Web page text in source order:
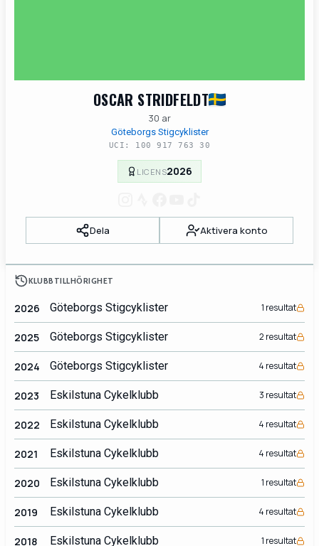
OSCAR STRIDFELDT
30 ar
Göteborgs Stigcyklister
UCI: 100 917 763 30
LICENS2026
Dela Aktivera konto
KLUBBTILLHÖRIGHET
2026 Göteborgs Stigcyklister 1 resultat
2025 Göteborgs Stigcyklister 2 resultat
2024 Göteborgs Stigcyklister 4 resultat
2023 Eskilstuna Cykelklubb 3 resultat
2022 Eskilstuna Cykelklubb 4 resultat
2021 Eskilstuna Cykelklubb 4 resultat
2020 Eskilstuna Cykelklubb 1 resultat
2019 Eskilstuna Cykelklubb 4 resultat
2018 Eskilstuna Cykelklubb 1 resultat